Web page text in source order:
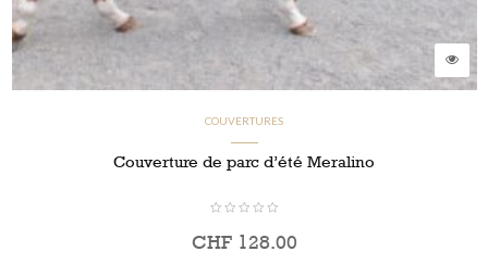
COUVERTURES
Couverture de parc d’été Meralino
CHF128.00